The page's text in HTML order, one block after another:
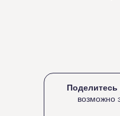
Поделитесь
возможно